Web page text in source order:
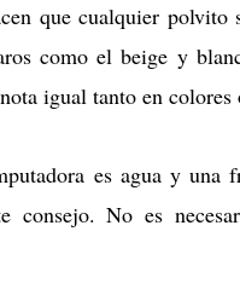
que cualquier
como el beige y
igual tanto en
es agua y una
consejo. No es